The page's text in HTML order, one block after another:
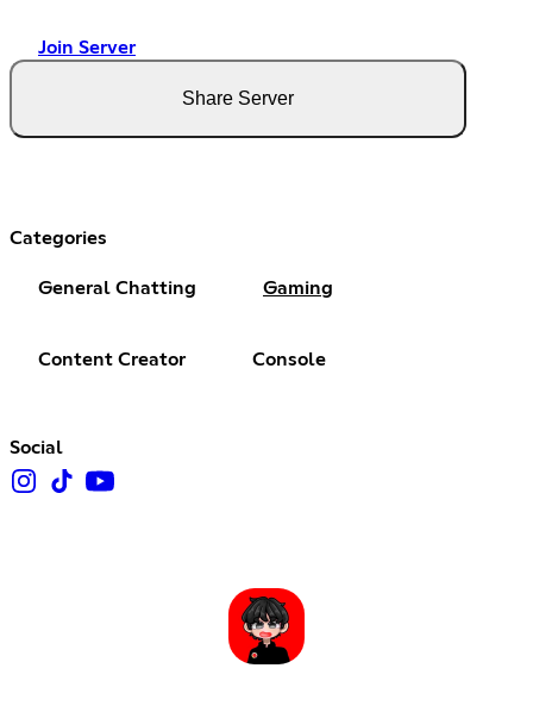
Join Server
Share Server
Categories
General Chatting Gaming
Content Creator Console
Social